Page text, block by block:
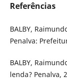
Referências
BALBY,
Penalva:
BALBY,
lenda? Penalva,